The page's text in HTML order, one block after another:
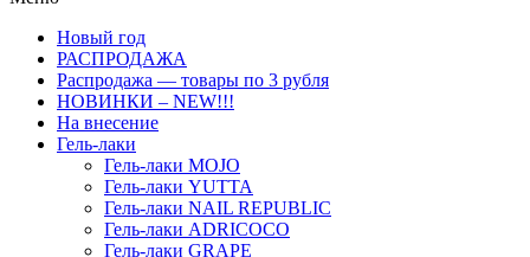
Новый год
РАСПРОДАЖА
Распродажа — товары по 3 рубля
НОВИНКИ – NEW!!!
На внесение
Гель-лаки
Гель-лаки MOJO
Гель-лаки YUTTA
Гель-лаки NAIL REPUBLIC
Гель-лаки ADRICOCO
Гель-лаки GRAPE